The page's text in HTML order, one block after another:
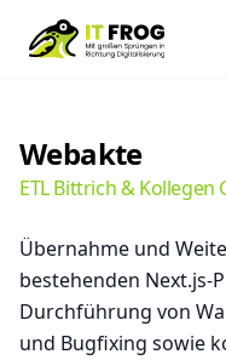
Webakte
ETL Bittrich & Kollegen
Übernahme und
bestehenden Next.js-
Durchführung von
und Bugfixing sowie